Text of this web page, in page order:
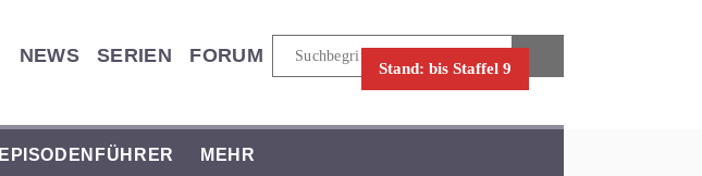
NEWS SERIEN FORUM
Stand: bis Staffel 9
EPISODENFÜHRER MEHR